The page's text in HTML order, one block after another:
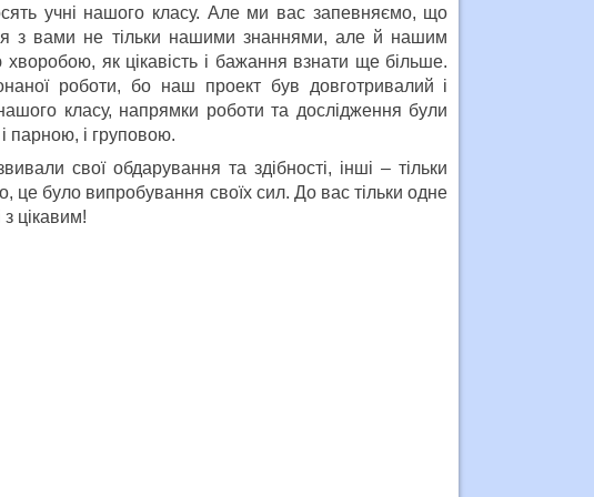
учні нашого класу. Але ми вас запевняємо, що
з вами не тільки нашими знаннями, але й нашим
як цікавість і бажання взнати ще більше.
роботи, бо наш проект був довготривалий і
класу, напрямки роботи та дослідження були
парною, і груповою.
свої обдарування та здібності, інші – тільки
це було випробування своїх сил. До вас тільки одне
цікавим!